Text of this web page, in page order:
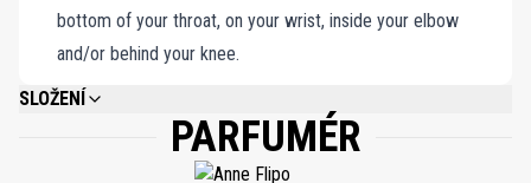
bottom of your throat, on your wrist, inside your elbow
and/or behind your knee.
SLOŽENÍ
ALCOHOL DENAT, PARFUM (FRAGRANCE), BENZYL SALICYLATE, LIMONENE,
HYDROXYCITRONELLAL, GERANIOL, CITRONELLOL, LINALOOL, COUMARIN,
CITRAL, FARNESOL, BENZYL ALCOHOL.
PARFUMÉR